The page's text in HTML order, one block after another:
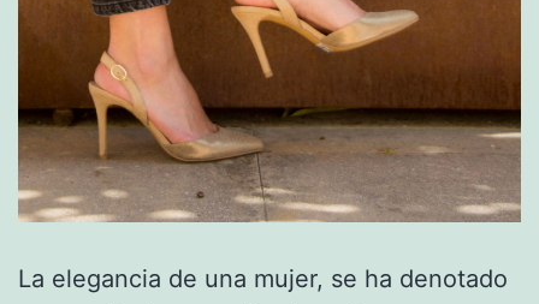
La elegancia de una mujer, se ha denotado